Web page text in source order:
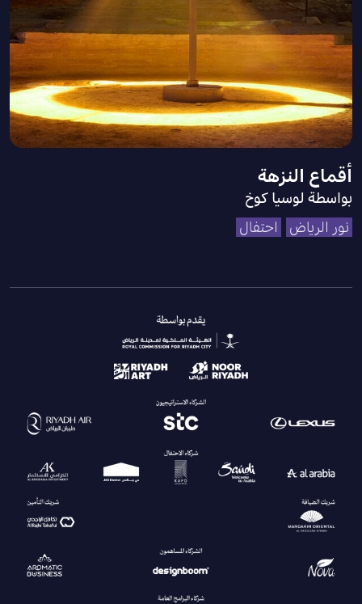
أقماع النزهة
بواسطة لوسيا كوخ
نور الرياض
احتفال